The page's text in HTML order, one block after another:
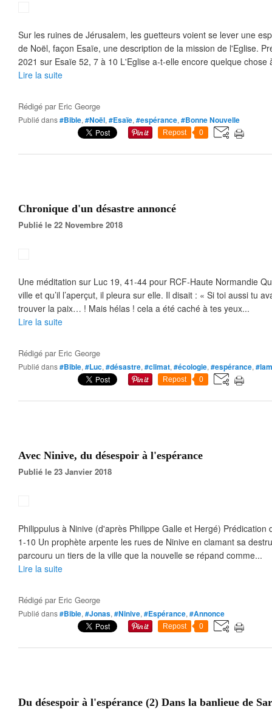
Sur les ruines de Jérusalem, les guetteurs voient se lever une
de Noël, façon Esaïe, une description de la mission de l'Eglise.
2021 sur Esaïe 52, 7 à 10 L'Eglise a-t-elle encore quelque chose
Lire la suite
Rédigé par Eric George
Publié dans#Bible, #Noël, #Esaïe, #espérance, #Bonne Nouvelle
Repost 0
Chronique d'un désastre annoncé
Publié le 22 Novembre 2018
Une méditation sur Luc 19, 41-44 pour RCF-Haute Normandie
ville et qu’il l’aperçut, il pleura sur elle. Il disait : « Si toi aussi tu
trouver la paix… ! Mais hélas ! cela a été caché à tes yeux...
Lire la suite
Rédigé par Eric George
Publié dans#Bible, #Luc, #désastre, #climat, #écologie, #espérance,
Repost 0
Avec Ninive, du désespoir à l'espérance
Publié le 23 Janvier 2018
Philippulus à Ninive (d'après Philippe Galle et Hergé) Prédication
1-10 Un prophète arpente les rues de Ninive en clamant sa
parcouru un tiers de la ville que la nouvelle se répand comme...
Lire la suite
Rédigé par Eric George
Publié dans#Bible, #Jonas, #Ninive, #Espérance, #Annonce
Repost 0
Du désespoir à l'espérance (2) Dans la banlieue de